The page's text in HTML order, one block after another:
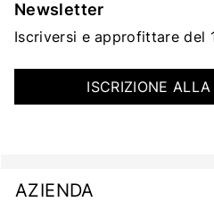
Newsletter
Iscriversi e approfittare del
ISCRIZIONE
AZIENDA